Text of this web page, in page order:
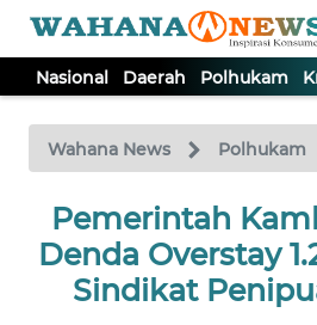
Nasional Daerah Polhukam
Wahana News Polhukam
Pemerintah
Denda Overstay
Sindikat
TV
Tutup
NASIONAL
DAERAH